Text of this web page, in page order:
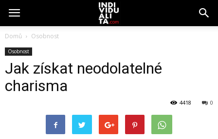
Domů Osobnost
Osobnost
Jak získat neodolatelné
charisma
0
4418